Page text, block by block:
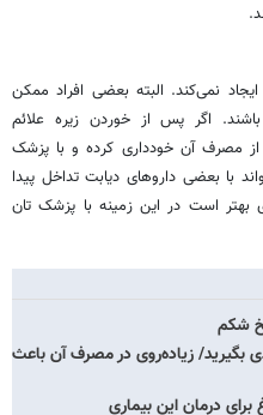
نمی‌کند. البته بعضی افراد ممکن
اگر پس از خوردن زیره علائم
مصرف آن خودداری کرده و با پزشک
با بعضی داروهای دیابت تداخل پیدا
بهتر است در این زمینه با پزشک تان
شکم
بگیرید/ زیاده‌روی در مصرف آن باعث
درمان این بیماری